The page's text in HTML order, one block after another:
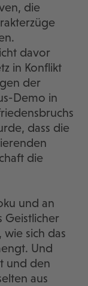
die
davor
in Konflikt
der
Demo in
dass die
die
und an
Geistlicher
wie sich das
Und
und den
aus